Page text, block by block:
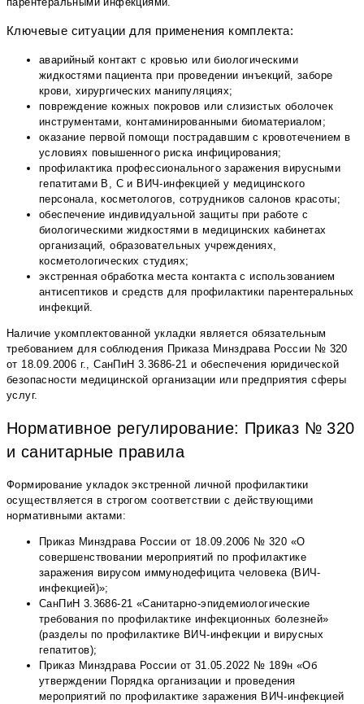
Ключевые ситуации для применения комплекта:
аварийный контакт с кровью или биологическими
жидкостями пациента при проведении инъекций, заборе
крови, хирургических манипуляциях;
повреждение кожных покровов или слизистых оболочек
инструментами, контаминированными биоматериалом;
оказание первой помощи пострадавшим с кровотечением в
условиях повышенного риска инфицирования;
профилактика профессионального заражения вирусными
гепатитами В, С и ВИЧ-инфекцией у медицинского
персонала, косметологов, сотрудников салонов красоты;
обеспечение индивидуальной защиты при работе с
биологическими жидкостями в медицинских кабинетах
организаций, образовательных учреждениях,
косметологических студиях;
экстренная обработка места контакта с использованием
антисептиков и средств для профилактики парентеральных
инфекций.
Наличие укомплектованной укладки является обязательным
требованием для соблюдения Приказа Минздрава России № 320
от 18.09.2006 г., СанПиН 3.3686-21 и обеспечения юридической
безопасности медицинской организации или предприятия сферы
услуг.
Нормативное регулирование: Приказ № 320
и санитарные правила
Формирование укладок экстренной личной профилактики
осуществляется в строгом соответствии с действующими
нормативными актами:
Приказ Минздрава России от 18.09.2006 № 320 «О
совершенствовании мероприятий по профилактике
заражения вирусом иммунодефицита человека (ВИЧ-
инфекцией)»;
СанПиН 3.3686-21 «Санитарно-эпидемиологические
требования по профилактике инфекционных болезней»
(разделы по профилактике ВИЧ-инфекции и вирусных
гепатитов);
Приказ Минздрава России от 31.05.2022 № 189н «Об
утверждении Порядка организации и проведения
мероприятий по профилактике заражения ВИЧ-инфекцией